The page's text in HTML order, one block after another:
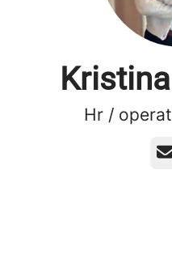
Hr /